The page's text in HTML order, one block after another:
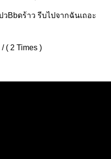
วBbดร้าว รีบไปจากฉันเถอะ
/ ( 2 Times )